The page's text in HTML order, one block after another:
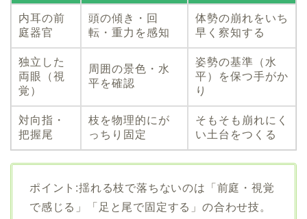
内耳の前
庭器官
頭の傾き・回
転・重力を感知
体勢の崩れをいち
早く察知する
独立した
両眼（視
覚）
周囲の景色・水
平を確認
姿勢の基準（水
平）を保つ手がか
り
対向指・
把握尾
枝を物理的にが
っちり固定
そもそも崩れにく
い土台をつくる
ポイント:揺れる枝で落ちないのは「前庭・視覚
で感じる」「足と尾で固定する」の合わせ技。